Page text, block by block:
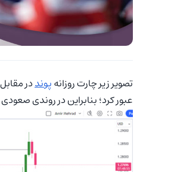
تصویر زیر چارت روزانهپونددر مقابل
عبور کرد؛ بنابراین در روندی صعودی